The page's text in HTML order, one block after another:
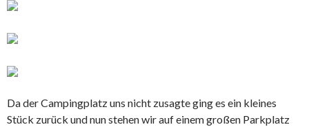
Da der Campingplatz uns nicht zusagte ging es ein kleines
Stück zurück und nun stehen wir auf einem großen Parkplatz